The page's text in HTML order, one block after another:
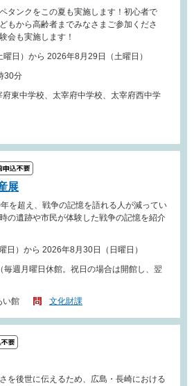
タンクをこの夏も実施します！初心者で
もから高齢者までみなさまご参加くださ
会も実施します！
日）から 2026年8月29日（土曜日）
30分
東中学校、太宰府中学校、太宰府西中学
展
を超え、戦争の記憶を語れる人が減ってい
の遺跡や市民が体験した戦争の記憶を紹介
日）から 2026年8月30日（日曜日）
毎週月曜日休館。祝日の場合は開館し、翌
い館
文化財課
を後世に伝えるため、広島・長崎における